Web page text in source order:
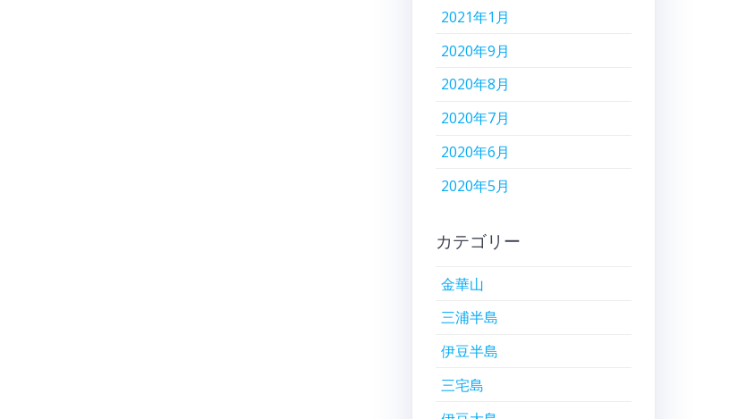
2021年1月
2020年9月
2020年8月
2020年7月
2020年6月
2020年5月
カテゴリー
金華山
三浦半島
伊豆半島
三宅島